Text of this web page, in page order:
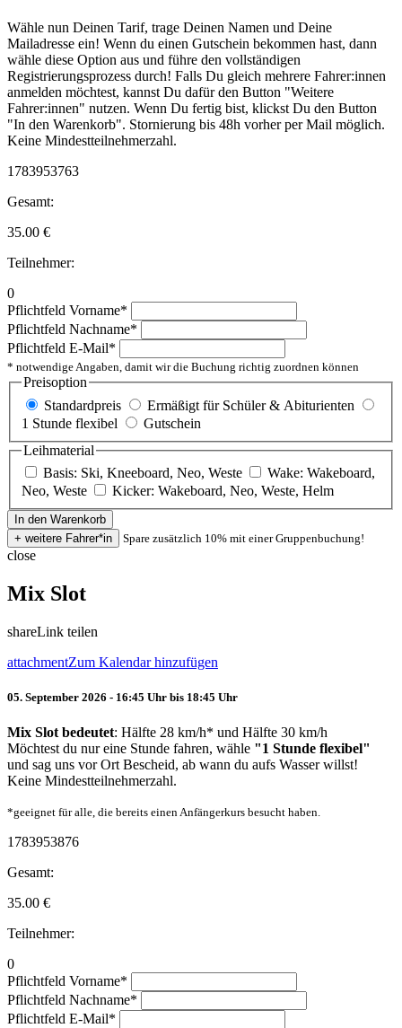
Wähle nun Deinen Tarif, trage Deinen Namen und Deine
Mailadresse ein! Wenn du einen Gutschein bekommen hast, dann
wähle diese Option aus und führe den vollständigen
Registrierungsprozess durch! Falls Du gleich mehrere Fahrer:innen
anmelden möchtest, kannst Du dafür den Button "Weitere
Fahrer:innen" nutzen. Wenn Du fertig bist, klickst Du den Button
"In den Warenkorb". Stornierung bis 48h vorher per Mail möglich.
Keine Mindestteilnehmerzahl.
1783953763
Gesamt:
35.00 €
Teilnehmer:
0
Pflichtfeld Vorname*
Pflichtfeld Nachname*
Pflichtfeld E-Mail*
* notwendige Angaben, damit wir die Buchung richtig zuordnen können
Preisoption
Standardpreis
Ermäßigt für Schüler & Abiturienten
1 Stunde flexibel
Gutschein
Leihmaterial
Basis: Ski, Kneeboard, Neo, Weste
Wake: Wakeboard,
Neo, Weste
Kicker: Wakeboard, Neo, Weste, Helm
Spare zusätzlich 10% mit einer Gruppenbuchung!
close
Mix Slot
shareLink teilen
attachmentZum Kalendar hinzufügen
05. September 2026 - 16:45 Uhr bis 18:45 Uhr
Mix Slot bedeutet: Hälfte 28 km/h* und Hälfte 30 km/h
Möchtest du nur eine Stunde fahren, wähle "1 Stunde flexibel"
und sag uns vor Ort Bescheid, ab wann du aufs Wasser willst!
Keine Mindestteilnehmerzahl.
*geeignet für alle, die bereits einen Anfängerkurs besucht haben.
1783953876
Gesamt:
35.00 €
Teilnehmer:
0
Pflichtfeld Vorname*
Pflichtfeld Nachname*
Pflichtfeld E-Mail*